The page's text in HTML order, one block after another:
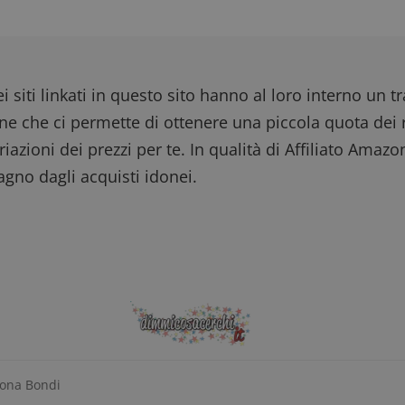
siti linkati in questo sito hanno al loro interno un
che ci permette di ottenere una piccola quota dei
dei prezzi per te. In qualità di Affiliato
dagli acquisti idonei.
Bondi